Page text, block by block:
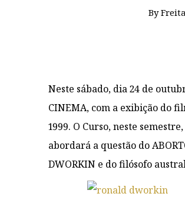
By
Neste sábado, dia 24 de
CINEMA, com a exibição do
1999. O Curso, neste
abordará a questão do
DWORKIN e do filósofo